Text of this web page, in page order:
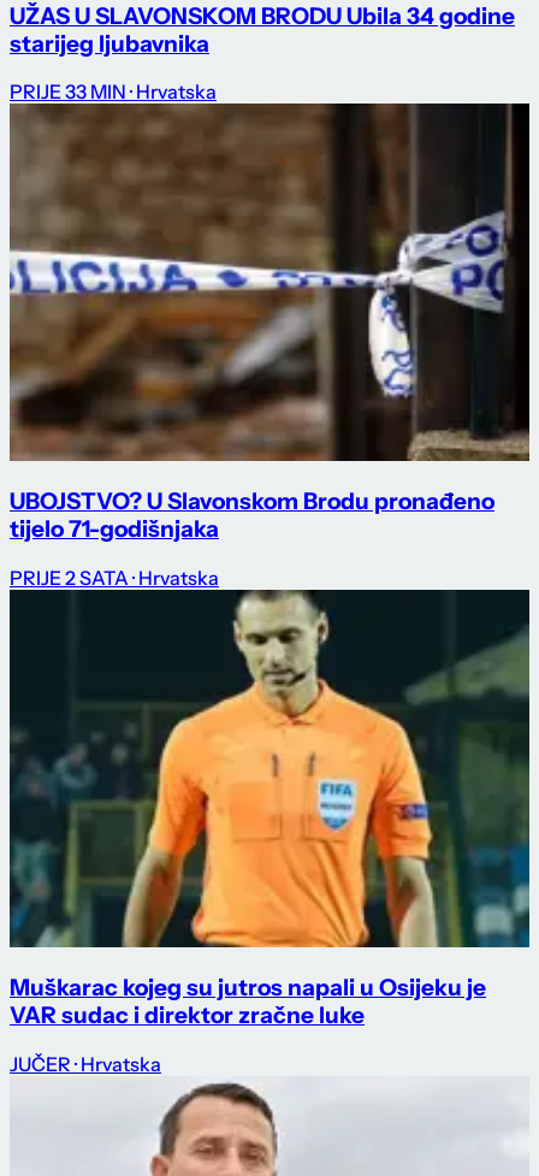
UŽAS U SLAVONSKOM BRODU Ubila 34 godine
starijeg ljubavnika
PRIJE 33 MIN · Hrvatska
UBOJSTVO? U Slavonskom Brodu pronađeno
tijelo 71-godišnjaka
PRIJE 2 SATA · Hrvatska
Muškarac kojeg su jutros napali u Osijeku je
VAR sudac i direktor zračne luke
JUČER · Hrvatska